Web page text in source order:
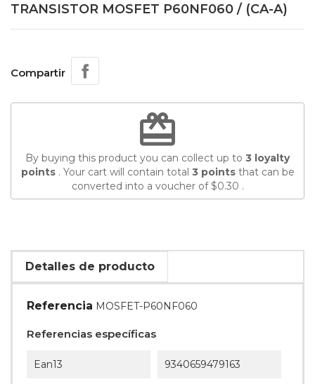
TRANSISTOR MOSFET P60NF060 / (CA-A)
Compartir
redeem
By buying this product you can collect up to 3 loyalty
points. Your cart will contain total 3 pointsthat can be
converted into a voucher of$0.30 .
Detalles de producto
Referencia MOSFET-P60NF060
Referencias específicas
Ean13 9340659479163